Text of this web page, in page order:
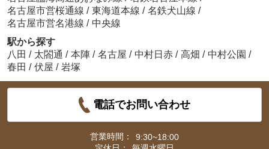
名古屋市営桜通線 / 東海道本線 / 名鉄犬山線 /
名古屋市営名港線 / 中央線
駅から探す
八田 / 太閤通 / 本陣 / 名古屋 / 中村日赤 / 高畑 / 中村公園 /
春田 / 伏屋 / 岩塚
電話でお問い合わせ
営業時間：
9:30~18:00